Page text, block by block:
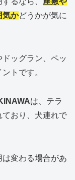
気かどうかが気に
ッグラン、ペッ
トです。
は、テラ
ており、犬連れで
変わる場合があ